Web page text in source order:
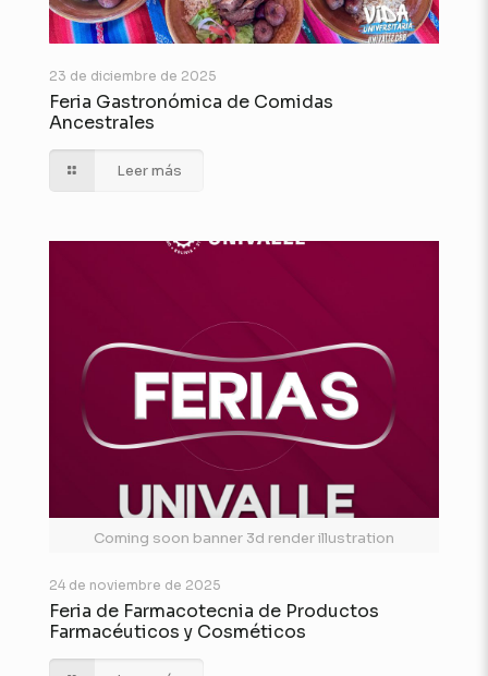
23 de diciembre de 2025
Feria Gastronómica de Comidas
Ancestrales
Leer más
Coming soon banner 3d render illustration
24 de noviembre de 2025
Feria de Farmacotecnia de Productos
Farmacéuticos y Cosméticos